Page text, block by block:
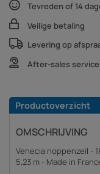
Tevreden of 14
Veilige betaling
Levering op
After-sales
Productoverzicht
OMSCHRIJVING
Venecia noppenzeil -
5,23 m - Made in